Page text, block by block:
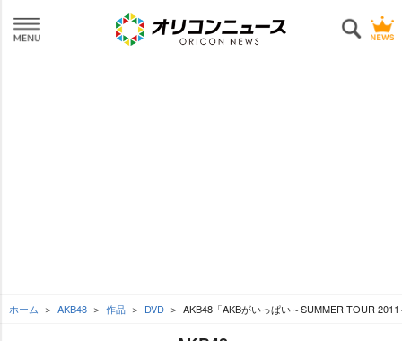
ホーム AKB48 作品 DVD AKB48「AKBがいっぱい～SUMMER TOUR 2011